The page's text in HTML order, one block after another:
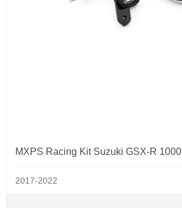
MXPS Racing Kit Suzuki GSX-R 1000
2017-2022